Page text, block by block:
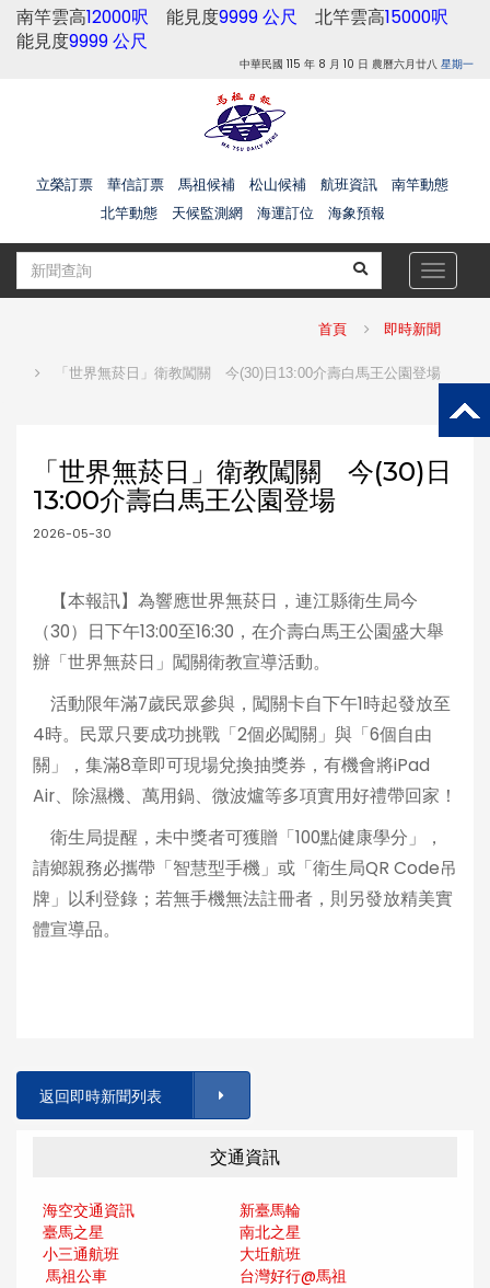
南竿雲高12000呎 能見度9999 公尺 北竿雲高15000呎
能見度9999 公尺
中華民國 115 年 8 月 10 日 農曆六月廿八 星期一
立榮訂票 華信訂票 馬祖候補 松山候補 航班資訊
南竿動態
北竿動態
天候監測網 海運訂位 海象預報
Toggle
首頁 即時新聞
「世界無菸日」衛教闖關 今(30)日13:00介壽白馬王公園登場
「世界無菸日」衛教闖關 今(30)日
13:00介壽白馬王公園登場
2026-05-30
【本報訊】為響應世界無菸日，連江縣衛生局今
（30）日下午13:00至16:30，在介壽白馬王公園盛大舉
辦「世界無菸日」闖關衛教宣導活動。
活動限年滿7歲民眾參與，闖關卡自下午1時起發放至
4時。民眾只要成功挑戰「2個必闖關」與「6個自由
關」，集滿8章即可現場兌換抽獎券，有機會將iPad
Air、除濕機、萬用鍋、微波爐等多項實用好禮帶回家！
衛生局提醒，未中獎者可獲贈「100點健康學分」，
請鄉親務必攜帶「智慧型手機」或「衛生局QR Code吊
牌」以利登錄；若無手機無法註冊者，則另發放精美實
體宣導品。
返回即時新聞列表
交通資訊
海空交通資訊
新臺馬輪
臺馬之星
南北之星
小三通航班
大坵航班
馬祖公車
台灣好行@馬祖